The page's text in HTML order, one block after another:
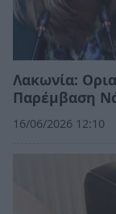
Λακωνία:
Παρέμβαση
16/06/2026 12:10